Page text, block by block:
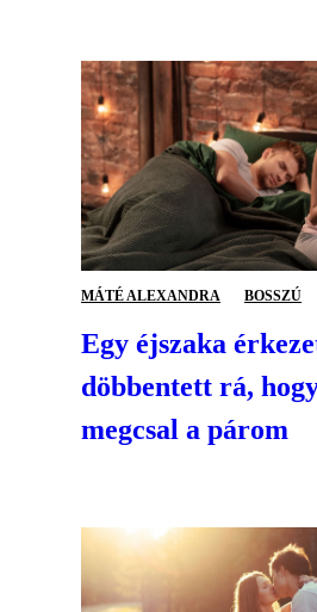
MÁTÉ ALEXANDRA BOSSZÚ
Egy éjszaka
döbbentett rá,
megcsal a párom